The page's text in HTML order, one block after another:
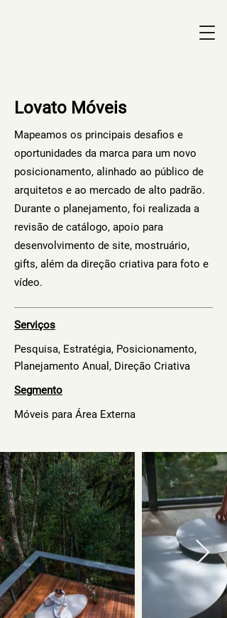
Lovato Móveis
Mapeamos os principais desafios e
oportunidades da marca para um novo
posicionamento, alinhado ao público de
arquitetos e ao mercado de alto padrão.
Durante o planejamento, foi realizada a
revisão de catálogo, apoio para
desenvolvimento de site, mostruário,
gifts, além da direção criativa para foto e
vídeo.
Serviços
Pesquisa, Estratégia, Posicionamento,
Planejamento Anual, Direção Criativa
Segmento
Móveis para Área Externa